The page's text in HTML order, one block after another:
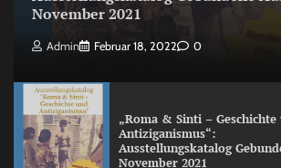
November 2021
Admin Februar 18, 2022 0
„Roma & Sinti – Geschichte
Antiziganismus“:
Ausstellungskatalog
November 2021